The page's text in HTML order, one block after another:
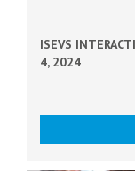
ISEVS
4, 2024